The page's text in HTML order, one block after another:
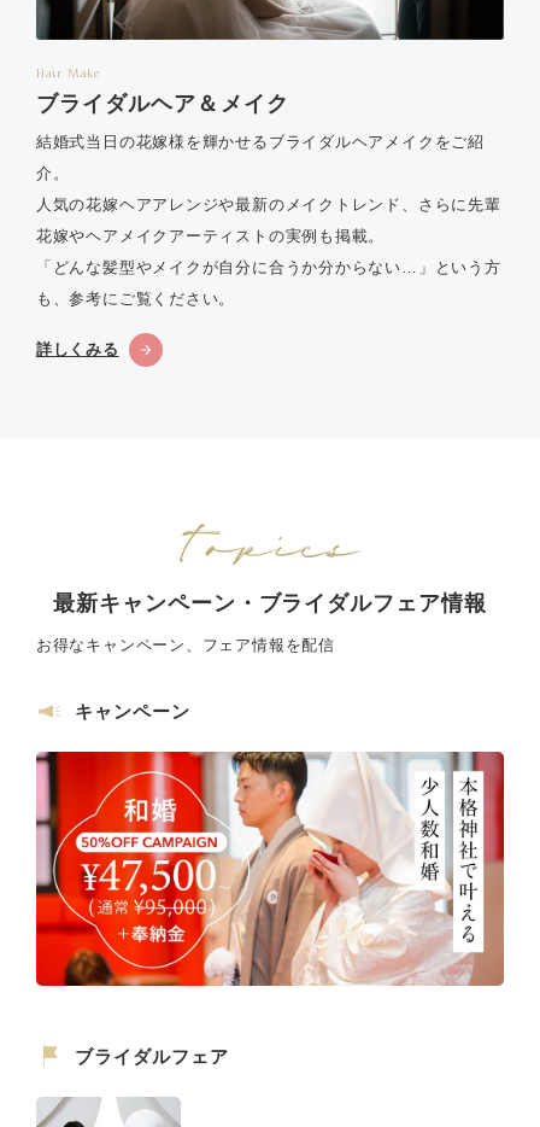
Hair Make
ブライダルヘア＆メイク
結婚式当日の花嫁様を輝かせるブライダルヘアメイクをご紹
介。
人気の花嫁ヘアアレンジや最新のメイクトレンド、さらに先輩
花嫁やヘアメイクアーティストの実例も掲載。
「どんな髪型やメイクが自分に合うか分からない…」という方
も、参考にご覧ください。
詳しくみる
最新キャンペーン・ブライダルフェア情報
お得なキャンペーン、フェア情報を配信
キャンペーン
ブライダルフェア